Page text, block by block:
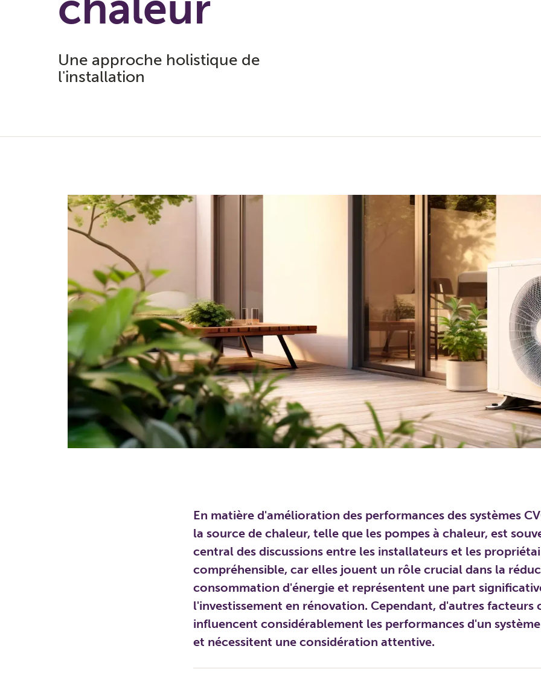
Une approche holistique de
l'installation
En matière d'amélioration des performances des systèmes
la source de chaleur, telle que les pompes à chaleur, est
central des discussions entre les installateurs et les
compréhensible, car elles jouent un rôle crucial dans la
consommation d'énergie et représentent une part
l'investissement en rénovation. Cependant, d'autres facteurs
influencent considérablement les performances d'un
et nécessitent une considération attentive.